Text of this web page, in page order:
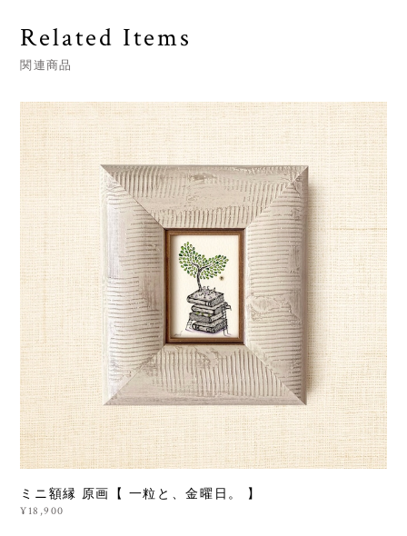
Related Items
関連商品
ミニ額縁 原画【 一粒と、金曜日。 】
¥18,900